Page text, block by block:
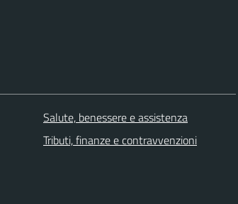
Salute, benessere e assistenza
Tributi, finanze e contravvenzioni